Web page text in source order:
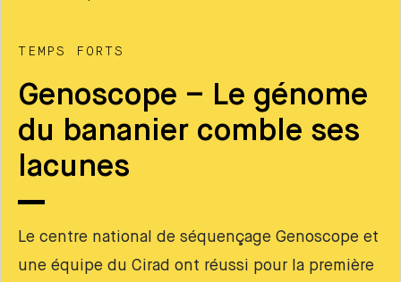
TEMPS FORTS
Genoscope – Le génome
du bananier comble ses
lacunes
Le centre national de séquençage Genoscope et
une équipe du Cirad ont réussi pour la première